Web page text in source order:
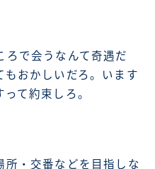
で会うなんて奇遇だ
もおかしいだろ。います
て約束しろ。
・交番などを目指しな